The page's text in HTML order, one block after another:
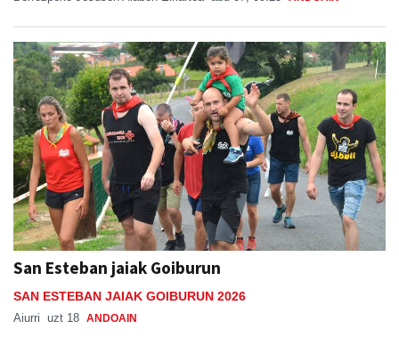
San Esteban jaiak Goiburun
SAN ESTEBAN JAIAK GOIBURUN 2026
Aiurri uzt 18 ANDOAIN